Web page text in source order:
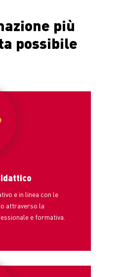
più
possibile
e in linea con le
attraverso la
e formativa.